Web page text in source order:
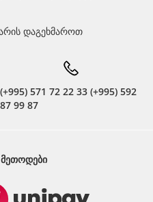
დაგეხმაროთ
(+995) 571 72 22 33 (+995) 592
87 99 87